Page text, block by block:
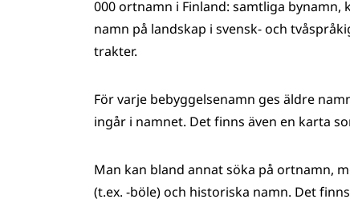
000 ortnamn i Finland: samtliga
namn på landskap i svensk- och
trakter.
För varje bebyggelsenamn ges äldre
ingår i namnet. Det finns även en karta
Man kan bland annat söka på ortnamn,
(t.ex. -böle) och historiska namn. Det